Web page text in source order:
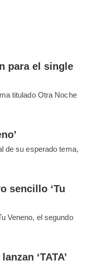
para el single
titulado Otra Noche
de su esperado tema,
sencillo ‘Tu
Veneno, el segundo
‘TATA’